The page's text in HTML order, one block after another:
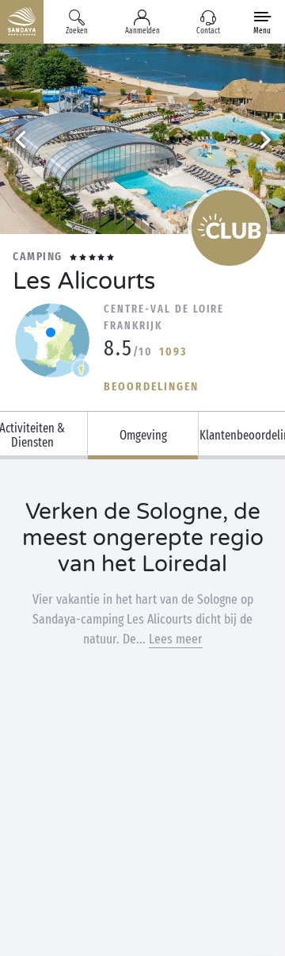
Zoeken Aanmelden Contact Menu
CAMPING
Les Alicourts
CENTRE-VAL DE LOIRE
FRANKRIJK
8.5 /10 1093
BEOORDELINGEN
Activiteiten &
Diensten
Omgeving
Verken de Sologne, de
meest ongerepte regio
van het Loiredal
Vier vakantie in het hart van de Sologne op
Sandaya-camping Les Alicourts dicht bij de
natuur. De... Lees meer